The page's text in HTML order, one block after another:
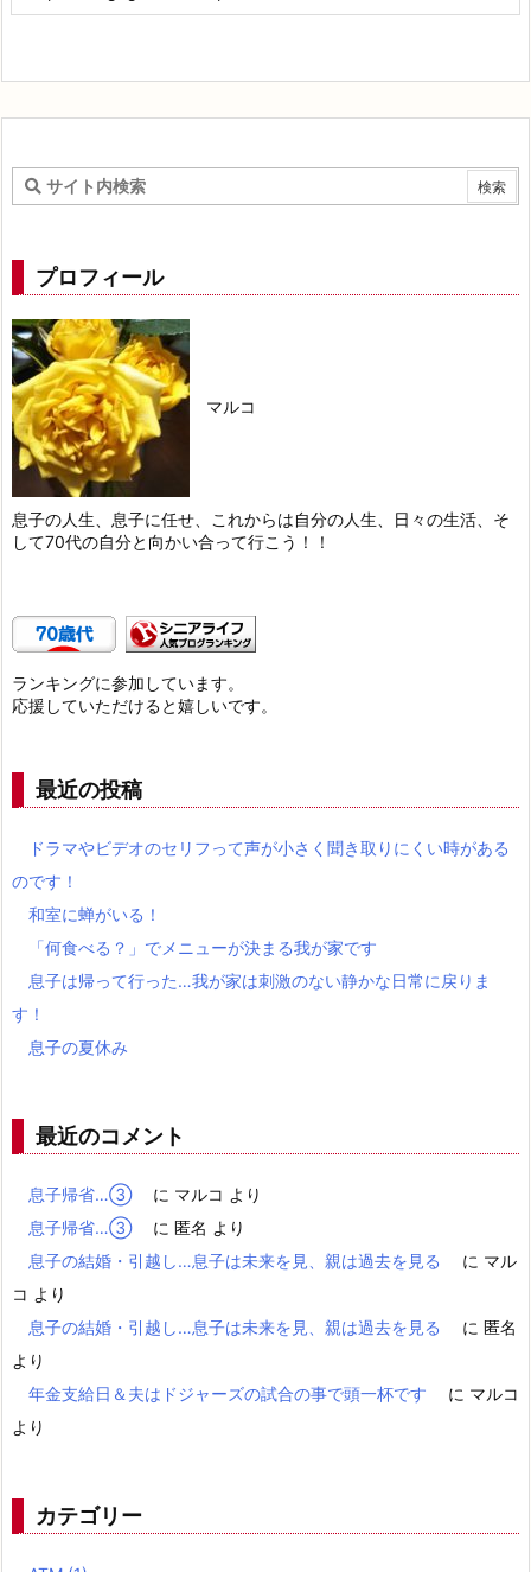
プロフィール
マルコ
息子の人生、息子に任せ、これからは自分の人生、日々の生活、そ
して70代の自分と向かい合って行こう！！
ランキングに参加しています。
応援していただけると嬉しいです。
最近の投稿
ドラマやビデオのセリフって声が小さく聞き取りにくい時がある
のです！
和室に蝉がいる！
「何食べる？」でメニューが決まる我が家です
息子は帰って行った…我が家は刺激のない静かな日常に戻りま
す！
息子の夏休み
最近のコメント
息子帰省…③ に マルコ より
息子帰省…③
に 匿名 より
息子の結婚・引越し…息子は未来を見、親は過去を見る
に マル
コ より
息子の結婚・引越し…息子は未来を見、親は過去を見る
に 匿名
より
年金支給日＆夫はドジャーズの試合の事で頭一杯です
に マルコ
より
カテゴリー